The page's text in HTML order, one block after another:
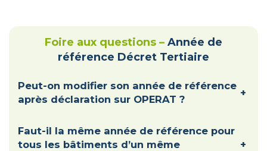
Foire aux questions – Année de
référence Décret Tertiaire
Peut-on modifier son année de référence
après déclaration sur OPERAT ?
+
Faut-il la même année de référence pour
tous les bâtiments d’un même
+